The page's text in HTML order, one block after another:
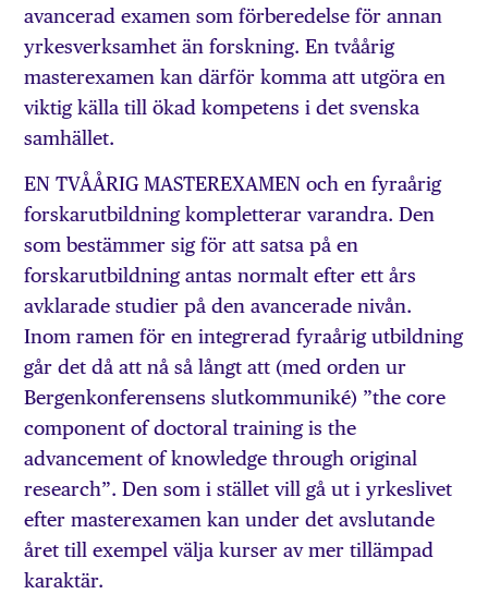
avancerad examen som förberedelse för annan
yrkesverksamhet än forskning. En tvåårig
masterexamen kan därför komma att utgöra en
viktig källa till ökad kompetens i det svenska
samhället.
EN TVÅÅRIG MASTEREXAMEN och en fyraårig
forskarutbildning kompletterar varandra. Den
som bestämmer sig för att satsa på en
forskarutbildning antas normalt efter ett års
avklarade studier på den avancerade nivån.
Inom ramen för en integrerad fyraårig utbildning
går det då att nå så långt att (med orden ur
Bergenkonferensens slutkommuniké) ”the core
component of doctoral training is the
advancement of knowledge through original
research”. Den som i stället vill gå ut i yrkeslivet
efter masterexamen kan under det avslutande
året till exempel välja kurser av mer tillämpad
karaktär.